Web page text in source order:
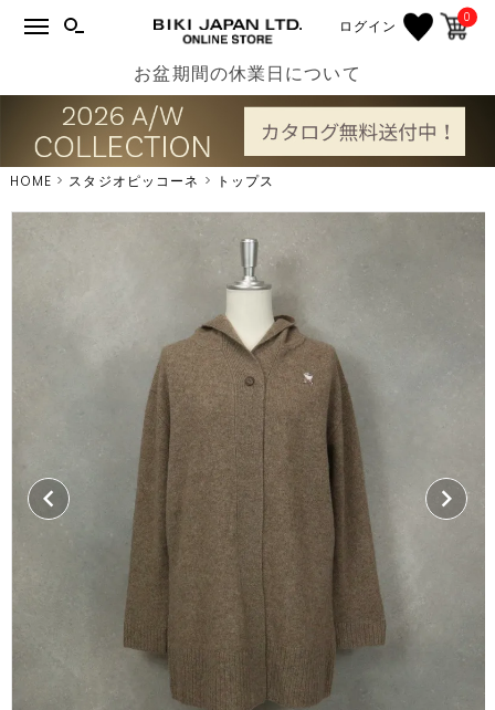
ログイン 0
お盆期間の休業日について
HOME スタジオピッコーネ トップス